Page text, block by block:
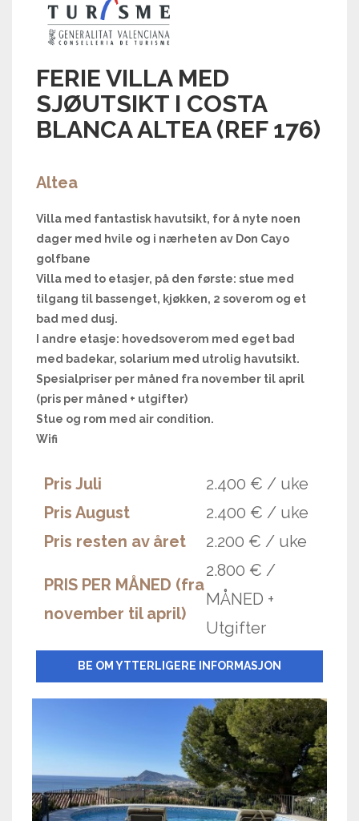
FERIE VILLA MED
SJØUTSIKT I COSTA
BLANCA ALTEA (REF 176)
Altea
Villa med fantastisk havutsikt, for å nyte noen
dager med hvile og i nærheten av Don Cayo
golfbane
Villa med to etasjer, på den første: stue med
tilgang til bassenget, kjøkken, 2 soverom og et
bad med dusj.
I andre etasje: hovedsoverom med eget bad
med badekar, solarium med utrolig havutsikt.
Spesialpriser per måned fra november til april
(pris per måned + utgifter)
Stue og rom med air condition.
Wifi
Pris Juli
2.400 € / uke
Pris August
2.400 € / uke
Pris resten av året
2.200 € / uke
PRIS PER MÅNED (fra
november til april)
2.800 € /
MÅNED +
Utgifter
BE OM YTTERLIGERE INFORMASJON